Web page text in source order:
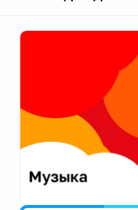
Апатиты
Екатеринбург
Калининград
Калуга